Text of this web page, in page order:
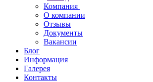
Компания
О компании
Отзывы
Документы
Вакансии
Блог
Информация
Галерея
Контакты